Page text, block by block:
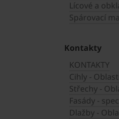
Lícové a
Spárovací
Kontakty
KONTAKTY
Cihly -
Střechy -
Fasády -
Dlažby -